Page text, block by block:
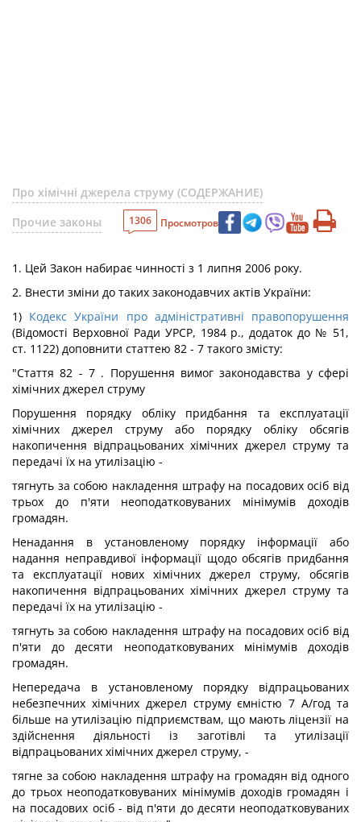
Про хімічні джерела струму (СОДЕРЖАНИЕ)
Прочие законы
1306 Просмотров
1. Цей Закон набирає чинності з 1 липня 2006 року.
2. Внести зміни до таких законодавчих актів України:
1) Кодекс України про адміністративні правопорушення
(Відомості Верховної Ради УРСР, 1984 р., додаток до № 51,
ст. 1122) доповнити статтею 82 - 7 такого змісту:
"Стаття 82 - 7 . Порушення вимог законодавства у сфері
хімічних джерел струму
Порушення порядку обліку придбання та експлуатації
хімічних джерел струму або порядку обліку обсягів
накопичення відпрацьованих хімічних джерел струму та
передачі їх на утилізацію -
тягнуть за собою накладення штрафу на посадових осіб від
трьох до п'яти неоподатковуваних мінімумів доходів
громадян.
Ненадання в установленому порядку інформації або
надання неправдивої інформації щодо обсягів придбання
та експлуатації нових хімічних джерел струму, обсягів
накопичення відпрацьованих хімічних джерел струму та
передачі їх на утилізацію -
тягнуть за собою накладення штрафу на посадових осіб від
п'яти до десяти неоподатковуваних мінімумів доходів
громадян.
Непередача в установленому порядку відпрацьованих
небезпечних хімічних джерел струму ємністю 7 А/год та
більше на утилізацію підприємствам, що мають ліцензії на
здійснення діяльності із заготівлі та утилізації
відпрацьованих хімічних джерел струму, -
тягне за собою накладення штрафу на громадян від одного
до трьох неоподатковуваних мінімумів доходів громадян і
на посадових осіб - від п'яти до десяти неоподатковуваних